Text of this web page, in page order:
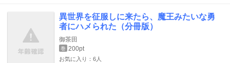
異世界を征服しに来たら、魔王みたいな勇
者にハメられた（分冊版）
御茶田
巻 200pt
お気に入り：6人